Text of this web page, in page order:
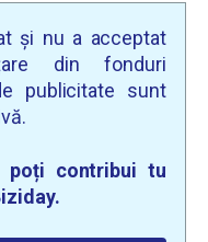
și nu a acceptat
din fonduri
publicitate sunt
poți contribui tu